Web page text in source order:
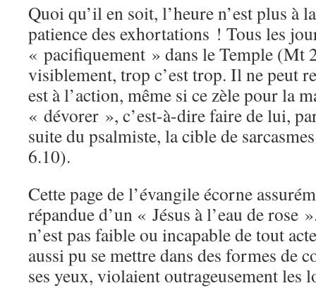
Quoi qu’il en soit, l’heure n’est plus à
patience des exhortations ! Tous les
« pacifiquement » dans le Temple (Mt
visiblement, trop c’est trop. Il ne peut
est à l’action, même si ce zèle pour la
« dévorer », c’est-à-dire faire de lui,
suite du psalmiste, la cible de
6.10).
Cette page de l’évangile écorne
répandue d’un « Jésus à l’eau de rose
n’est pas faible ou incapable de tout
aussi pu se mettre dans des formes de
ses yeux, violaient outrageusement les